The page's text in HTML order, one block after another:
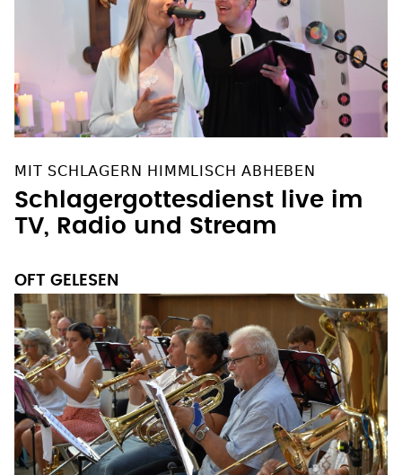
MIT SCHLAGERN HIMMLISCH ABHEBEN
Schlagergottesdienst live im
TV, Radio und Stream
OFT GELESEN